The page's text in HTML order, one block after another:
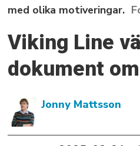
med olika motiveringar.
Viking Line
dokument
Jonny Mattsson